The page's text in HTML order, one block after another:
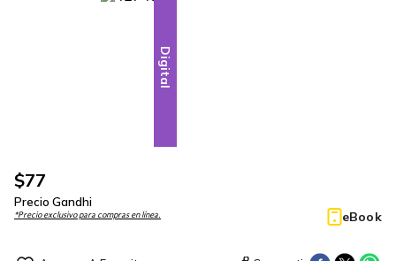
Digital
$77
Precio Gandhi
*Precio exclusivo para compras en línea. eBook